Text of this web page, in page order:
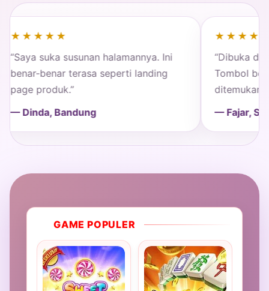
suka susunan halamannya. Ini
benar terasa seperti landing
Bandung
★★★★★
“Dibuka dari HP
Tombol beli dan
ditemukan.”
— Fajar, Surabaya
GAME POPULER